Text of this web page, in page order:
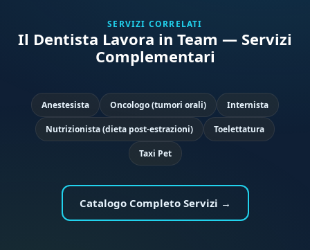
SERVIZI CORRELATI
Il Dentista Lavora in Team — Servizi
Complementari
Anestesista Oncologo (tumori orali) Internista
Nutrizionista (dieta post-estrazioni) Toelettatura
Taxi Pet
Catalogo Completo Servizi →